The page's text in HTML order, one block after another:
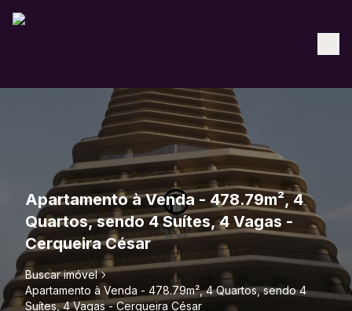
Apartamento à Venda - 478.79m², 4
Quartos, sendo 4 Suítes, 4 Vagas -
Cerqueira César
Buscar imóvel
Apartamento à Venda - 478.79m², 4 Quartos, sendo 4
Suítes, 4 Vagas - Cerqueira César